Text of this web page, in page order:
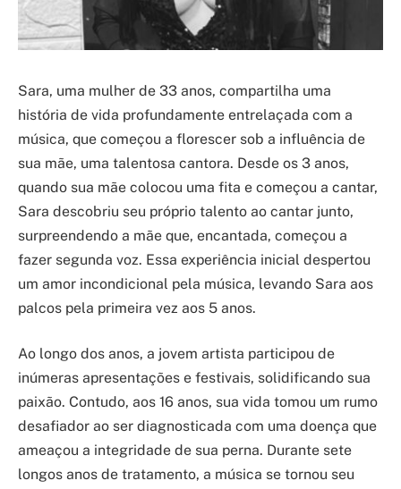
Sara, uma mulher de 33 anos, compartilha uma
história de vida profundamente entrelaçada com a
música, que começou a florescer sob a influência de
sua mãe, uma talentosa cantora. Desde os 3 anos,
quando sua mãe colocou uma fita e começou a cantar,
Sara descobriu seu próprio talento ao cantar junto,
surpreendendo a mãe que, encantada, começou a
fazer segunda voz. Essa experiência inicial despertou
um amor incondicional pela música, levando Sara aos
palcos pela primeira vez aos 5 anos.
Ao longo dos anos, a jovem artista participou de
inúmeras apresentações e festivais, solidificando sua
paixão. Contudo, aos 16 anos, sua vida tomou um rumo
desafiador ao ser diagnosticada com uma doença que
ameaçou a integridade de sua perna. Durante sete
longos anos de tratamento, a música se tornou seu